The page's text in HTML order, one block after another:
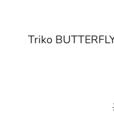
Triko